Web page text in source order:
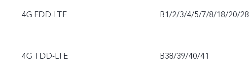
4G FDD-LTE B1/2/3/4/5/7/8/18/20/28
4G TDD-LTE B38/39/40/41